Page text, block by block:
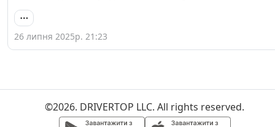
26 липня 2025р. 21:23
©2026. DRIVERTOP LLC. All rights reserved.